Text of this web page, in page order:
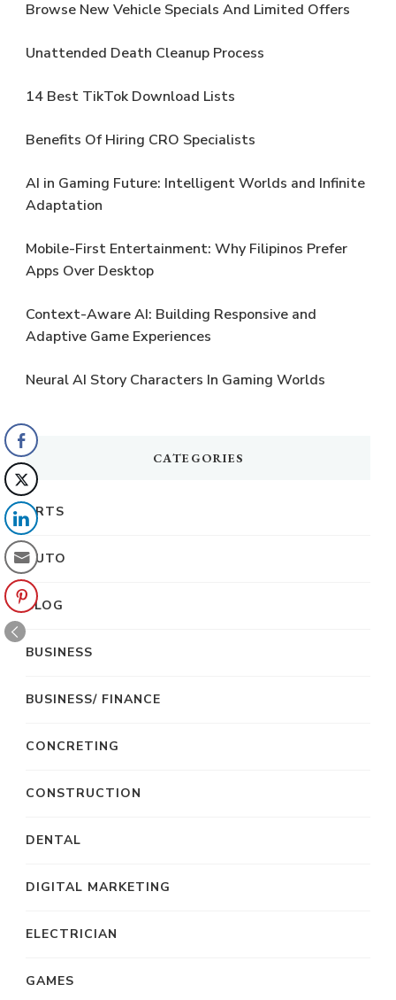
Browse New Vehicle Specials And Limited Offers
Unattended Death Cleanup Process
14 Best TikTok Download Lists
Benefits Of Hiring CRO Specialists
AI in Gaming Future: Intelligent Worlds and Infinite
Adaptation
Mobile-First Entertainment: Why Filipinos Prefer
Apps Over Desktop
Context-Aware AI: Building Responsive and
Adaptive Game Experiences
Neural AI Story Characters In Gaming Worlds
CATEGORIES
ARTS
AUTO
BLOG
BUSINESS
BUSINESS/ FINANCE
CONCRETING
CONSTRUCTION
DENTAL
DIGITAL MARKETING
ELECTRICIAN
GAMES